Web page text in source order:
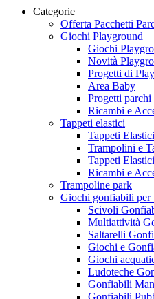
Categorie
Offerta Pacchetti
Giochi Playground
Giochi
Novità
Progetti di
Area Baby
Progetti parchi
Ricambi e
Tappeti elastici
Tappeti
Trampolini e
Tappeti
Ricambi e
Trampoline park
Giochi gonfiabili per
Scivoli
Multiattività
Saltarelli
Giochi e
Giochi
Ludoteche
Gonfiabili
Gonfiabili